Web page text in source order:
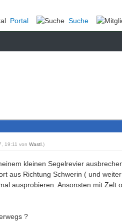
Portal Suche
19:11 von Wastl.)
kleinen Segelrevier
aus Richtung Schwerin ( und
ausprobieren. Ansonsten mit Zelt
?